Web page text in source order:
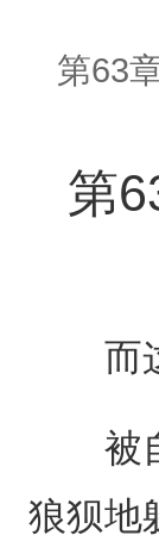
第63
第
而这
被自
狼狈地